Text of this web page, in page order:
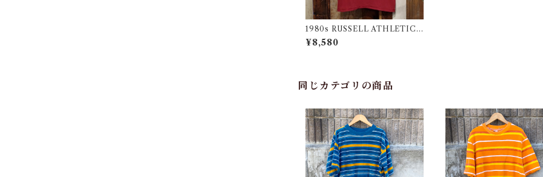
1980s RUSSELL ATHLETIC
All Cotton T-Shirt XL / ラッセ
ル Tシャツ くるみ割り人形
¥8,580
同じカテゴリの商品